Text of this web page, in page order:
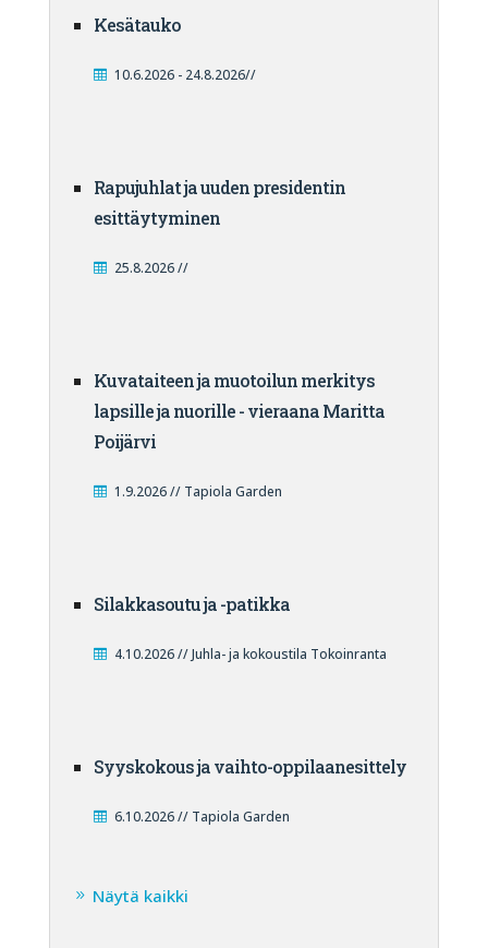
Kesätauko
10.6.2026 - 24.8.2026//
Rapujuhlat ja uuden presidentin
esittäytyminen
25.8.2026 //
Kuvataiteen ja muotoilun merkitys
lapsille ja nuorille - vieraana Maritta
Poijärvi
1.9.2026 // Tapiola Garden
Silakkasoutu ja -patikka
4.10.2026 // Juhla- ja kokoustila Tokoinranta
Syyskokous ja vaihto-oppilaanesittely
6.10.2026 // Tapiola Garden
Näytä kaikki